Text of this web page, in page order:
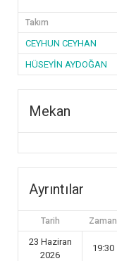
Takım
CEYHUN CEYHAN
HÜSEYİN AYDOĞAN
Mekan
Ayrıntılar
Tarih Zaman
23 Haziran
2026
19:30